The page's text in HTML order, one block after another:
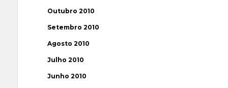
Outubro 2010
Setembro 2010
Agosto 2010
Julho 2010
Junho 2010